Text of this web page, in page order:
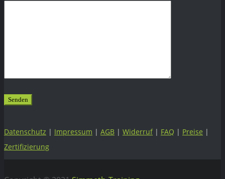
Datenschutz | Impressum | AGB | Widerruf| FAQ | Preise |
Zertifizierung